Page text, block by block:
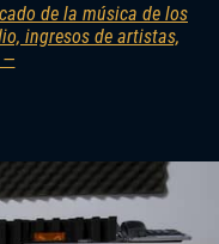
de la música de los
ingresos de artistas,
—